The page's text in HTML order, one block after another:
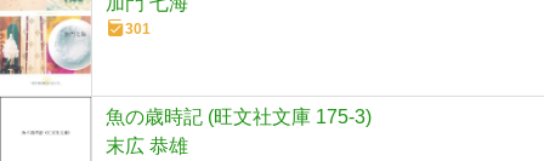
301
魚の歳時記 (旺文社文庫 175-3)
末広 恭雄